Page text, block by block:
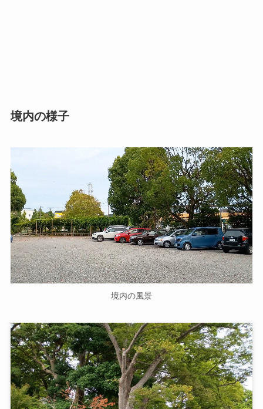
境内の様子
境内の風景